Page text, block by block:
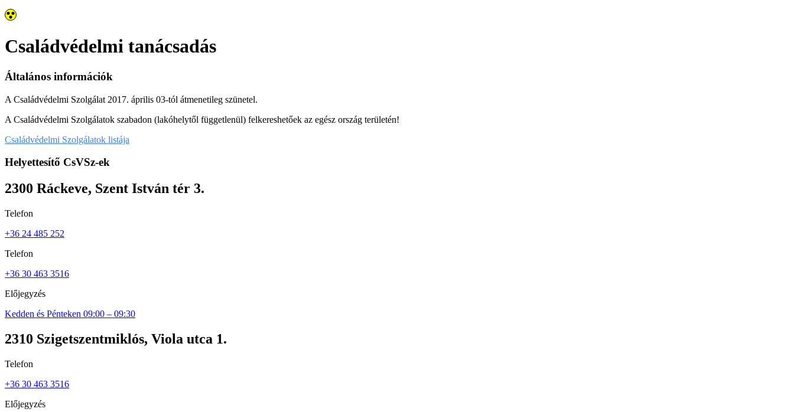
Családvédelmi tanácsadás
Általános információk
A Családvédelmi Szolgálat 2017. április 03-tól átmenetileg szünetel.
A Családvédelmi Szolgálatok szabadon (lakóhelytől függetlenül) felkereshetőek az egész ország területén!
Családvédelmi Szolgálatok listája
Helyettesítő CsVSz-ek
2300 Ráckeve, Szent István tér 3.
Telefon
+36 24 485 252
Telefon
+36 30 463 3516
Előjegyzés
Kedden és Pénteken 09:00 – 09:30
2310 Szigetszentmiklós, Viola utca 1.
Telefon
+36 30 463 3516
Előjegyzés